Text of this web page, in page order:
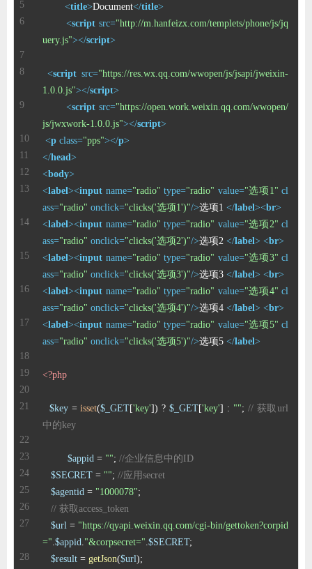
<title>Document</title>
<script src="http://m.hanfeizx.com/templets/phone/js/jq
uery.js"></script>
<script src="https://res.wx.qq.com/wwopen/js/jsapi/jweixin-
1.0.0.js"></script>
<script src="https://open.work.weixin.qq.com/wwopen/
js/jwxwork-1.0.0.js"></script>
<p class="pps"></p>
</head>
<body>
<label><input name="radio" type="radio" value="选项1" cl
ass="radio" onclick="clicks('选项1')"/>选项1 </label><br>
<label><input name="radio" type="radio" value="选项2" cl
ass="radio" onclick="clicks('选项2')"/>选项2 </label> <br>
<label><input name="radio" type="radio" value="选项3" cl
ass="radio" onclick="clicks('选项3')"/>选项3 </label> <br>
<label><input name="radio" type="radio" value="选项4" cl
ass="radio" onclick="clicks('选项4')"/>选项4 </label> <br>
<label><input name="radio" type="radio" value="选项5" cl
ass="radio" onclick="clicks('选项5')"/>选项5 </label>
<?php
$key = isset($_GET['key']) ? $_GET['key'] : ""; // 获取url
中的key
$appid = ""; //企业信息中的ID
$SECRET = ""; //应用secret
$agentid = "1000078"
// 获取access_token
$url = "https://qyapi.weixin.qq.com/cgi-bin/gettoken?corpid
=" $appid "&corpsecret=" $SECRET
$result = getJson($url